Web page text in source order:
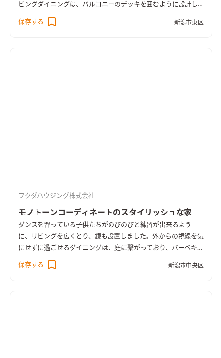
ビングダイニングは、バルコニーのデッキを囲むように設計し
たことで光が差し込みます。キッチンは、収納をパーテンション
で隠すことにより、生活感を感じさせないつくりにしました。中
保存する 新潟市東区
フクダハウジング株式会社
モノトーンコーディネートのスタイリッシュな家
ダンスを習っている子供たちがのびのびと練習が出来るよう
に、リビングを広くとり、鏡も設置しました。外からの視線を気
にせずに過ごせるダイニングは、庭に繋がっており、バーベキュ
ーを楽しむこともできます。ダイニングスペースには、カウンタ
ーを設けて、学習スペースや書斎としても利用できるように。内
保存する 新潟市中央区